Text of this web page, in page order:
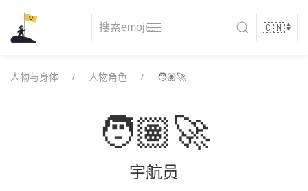
content
人物与身体 人物角色 🧑🏽‍🚀
🧑🏽‍🚀
宇航员